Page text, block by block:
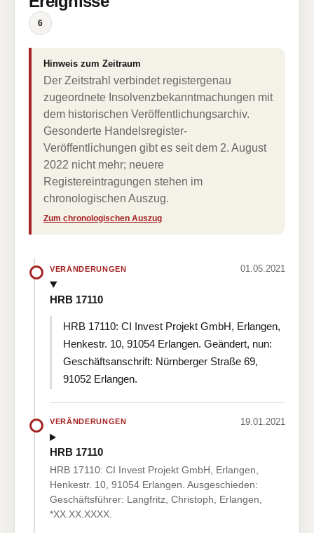
6
Hinweis zum Zeitraum
Der Zeitstrahl verbindet registergenau
zugeordnete Insolvenzbekanntmachungen mit
dem historischen Veröffentlichungsarchiv.
Gesonderte Handelsregister-
Veröffentlichungen gibt es seit dem 2. August
2022 nicht mehr; neuere
Registereintragungen stehen im
chronologischen Auszug.
Zum chronologischen Auszug
VERÄNDERUNGEN 01.05.2021
HRB 17110
HRB 17110: CI Invest Projekt GmbH, Erlangen,
Henkestr. 10, 91054 Erlangen. Geändert, nun:
Geschäftsanschrift: Nürnberger Straße 69,
91052 Erlangen.
VERÄNDERUNGEN 19.01.2021
HRB 17110
HRB 17110: CI Invest Projekt GmbH, Erlangen,
Henkestr. 10, 91054 Erlangen. Ausgeschieden:
Geschäftsführer: Langfritz, Christoph, Erlangen,
*XX.XX.XXXX.